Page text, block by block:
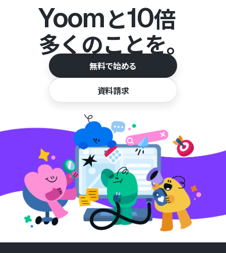
Yoomと10倍
多くのことを。
無料で始める
資料請求